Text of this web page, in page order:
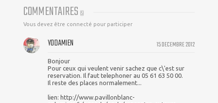
COMMENTAIRES (5)
Vous devez être connecté pour participer
15 DECEMBRE 2012
YODAMIEN
Bonjour
Pour ceux qui veulent venir sachez que c\'est sur
reservation. Il faut telephoner au 05 61 63 50 00.
Il reste des places normalement...
lien: http://www.pavillonblanc-